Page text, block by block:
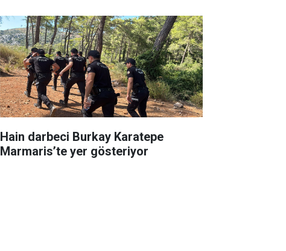
Hain darbeci Burkay Karatepe
Marmaris’te yer gösteriyor